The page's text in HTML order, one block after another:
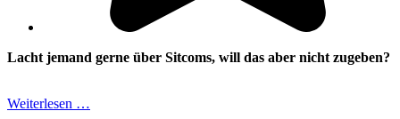
Lacht jemand gerne über Sitcoms, will das aber nicht zugeben?
Weiterlesen …